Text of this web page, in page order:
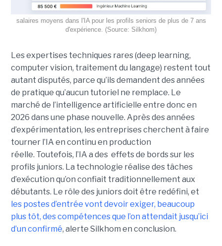
salaires moyens dans l'IA pour les profils seniors de plus de 7 ans
d'expérience. (Source: Silkhom)
Les expertises techniques rares (deep learning,
computer vision, traitement du langage) restent tout
autant disputés, parce qu’ils demandent des années
de pratique qu’aucun tutoriel ne remplace. Le
marché de l’intelligence artificielle entre donc en
2026 dans une phase nouvelle. Après des années
d’expérimentation, les entreprises cherchent à faire
tourner l’IA en continu en production
réelle. Toutefois, l’IA a des effets de bords sur les
profils juniors. La technologie réalise des tâches
d’exécution qu’on confiait traditionnellement aux
débutants. Le rôle des juniors doit être redéfini, et
les postes d’entrée vont devoir exiger, beaucoup
plus tôt, des compétences que l’on attendait jusqu’ici
d’un confirmé, alerte Silkhom en conclusion.